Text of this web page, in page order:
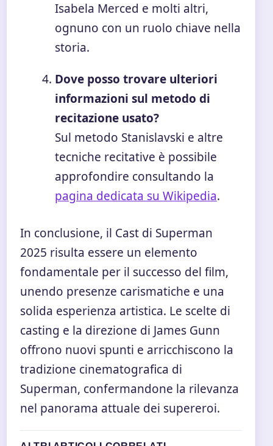
Isabela Merced e molti altri,
ognuno con un ruolo chiave nella
storia.
Dove posso trovare ulteriori
informazioni sul metodo di
recitazione usato?
Sul metodo Stanislavski e altre
tecniche recitative è possibile
approfondire consultando la
pagina dedicata su Wikipedia.
In conclusione, il Cast di Superman
2025 risulta essere un elemento
fondamentale per il successo del film,
unendo presenze carismatiche e una
solida esperienza artistica. Le scelte di
casting e la direzione di James Gunn
offrono nuovi spunti e arricchiscono la
tradizione cinematografica di
Superman, confermandone la rilevanza
nel panorama attuale dei supereroi.